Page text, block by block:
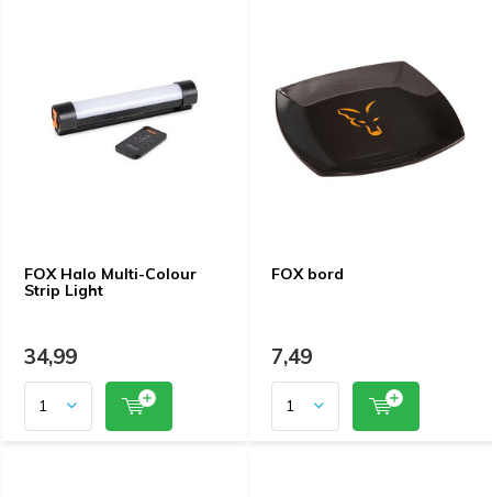
FOX Halo Multi-Colour
Strip Light
34,99
FOX bord
7,49